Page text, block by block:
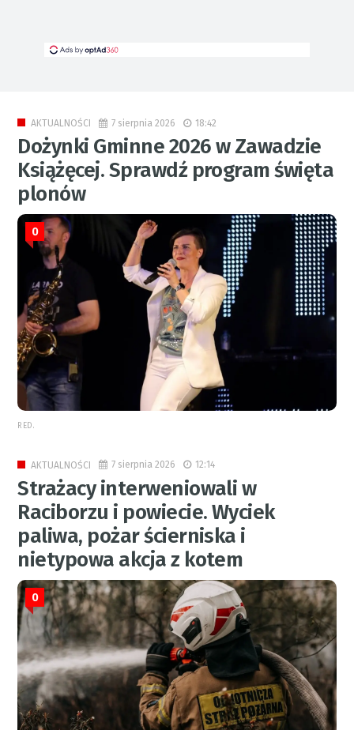
AKTUALNOŚCI 7 sierpnia 2026 18:42
Dożynki Gminne 2026 w Zawadzie
Książęcej. Sprawdź program święta
plonów
0
RED.
AKTUALNOŚCI 7 sierpnia 2026 12:14
Strażacy interweniowali w
Raciborzu i powiecie. Wyciek
paliwa, pożar ścierniska i
nietypowa akcja z kotem
0